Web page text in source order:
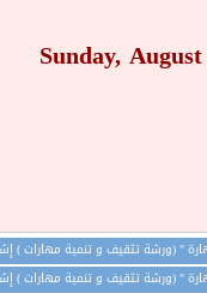
Sunday,
" (ورشة تثقيف و تنمية مهارات )
" (ورشة تثقيف و تنمية مهارات )